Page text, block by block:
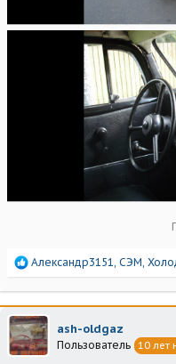
Р
а
к
ц
и
и
Александр3151, СЭМ,
ash-oldgaz
Пользователь 10 лет